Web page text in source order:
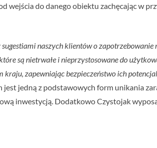
wejścia do danego obiektu zachęcając w
naszych klientów o zapotrzebowanie
są nietrwałe i nieprzystosowane do
kraju, zapewniając bezpieczeństwo ich
jest jedną z podstawowych form unikania
inwestycją. Dodatkowo Czystojak